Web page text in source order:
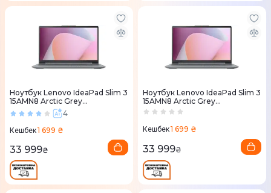
Ноутбук Lenovo IdeaPad Slim 3
15AMN8 Arctic Grey
(82XQ01K1RA)4
Кешбек1 699 ₴
33 999₴
Ноутбук Lenovo IdeaPad Slim 3
15AMN8 Arctic Grey
(82XQ0136RA)
Кешбек1 699 ₴
33 999₴